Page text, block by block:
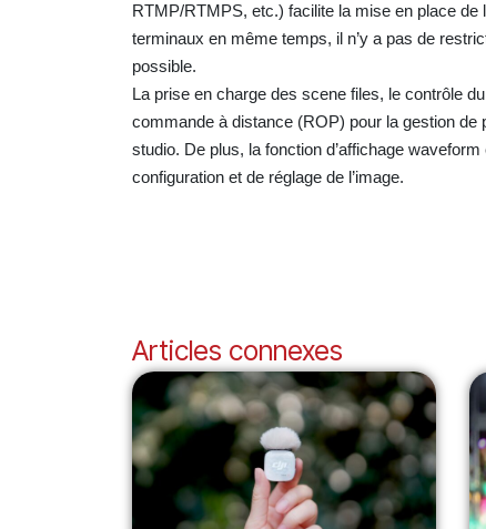
RTMP/RTMPS, etc.)facilite la mise en place
terminaux en même temps, il n’y a pas de
possible.
La prise en charge des scene files, le contrôle
commande à distance (ROP) pour la gestion
studio. De plus, la fonction d’affichage
configuration et de réglage de l’image.
Articles connexes